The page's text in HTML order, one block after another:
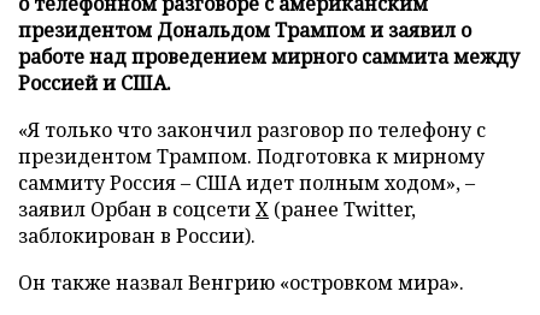
президентом Дональдом Трампом и заявил о
работе над проведением мирного саммита между
Россией и США.
«Я только что закончил разговор по телефону с
президентом Трампом. Подготовка к мирному
саммиту Россия – США идет полным ходом», –
заявил Орбан в соцсетиX (ранее Twitter,
заблокирован в России).
Он также назвал Венгрию «островком мира».